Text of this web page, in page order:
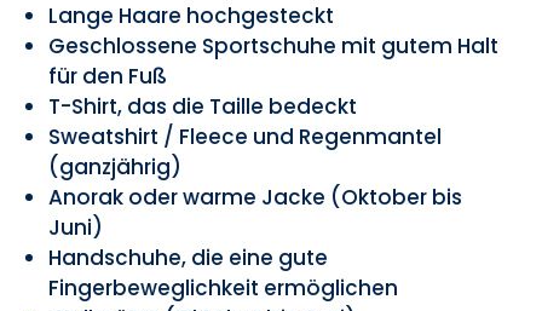
Lange Haare hochgesteckt
Geschlossene Sportschuhe mit gutem Halt
für den Fuß
T-Shirt, das die Taille bedeckt
Sweatshirt / Fleece und Regenmantel
(ganzjährig)
Anorak oder warme Jacke (Oktober bis
Juni)
Handschuhe, die eine gute
Fingerbeweglichkeit ermöglichen